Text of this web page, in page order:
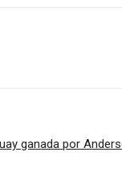
ganada por